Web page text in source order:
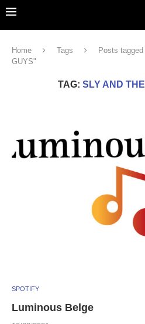
Home Tags
Posts
GUYS"
TAG: SLY AND
SPOTIFY
Luminous Belge